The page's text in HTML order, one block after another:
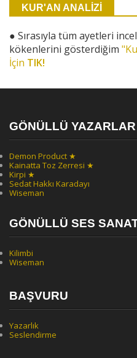
KUR'AN ANALİZİ
● Sırasıyla tüm ayetleri
kökenlerini gösterdiğim
İçin TIK!
GÖNÜLLÜ YAZARLAR
Demon Product ★
Kainatta Toz Zerresi ★
Kirpi ★
Sedat Hakkı Karadayı
Wiseman
GÖNÜLLÜ SES
Kilimbi
Wiseman
BAŞVURU
Yazarlık
Seslendirme